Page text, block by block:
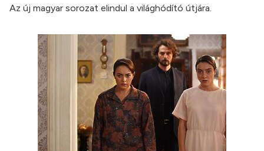
Az új magyar sorozat elindul a világhódító útjára.